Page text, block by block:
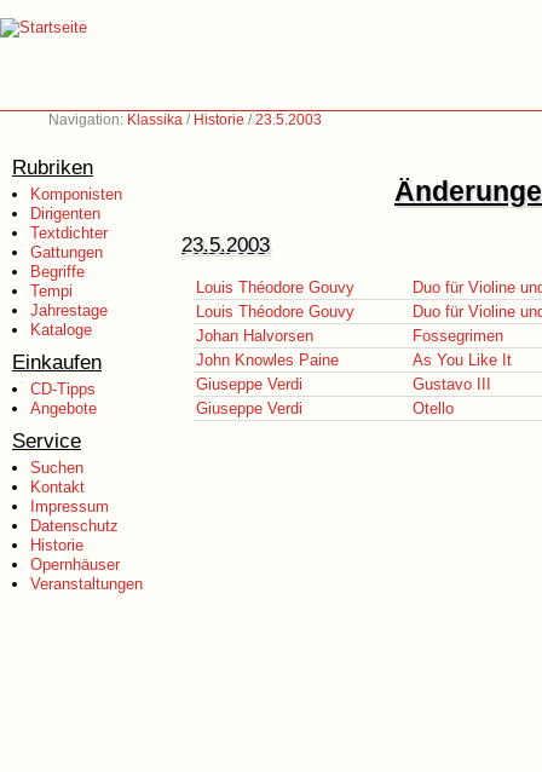
Navigation: Klassika / Historie /23.5.2003
Rubriken
Komponisten
Dirigenten
Textdichter
Gattungen
Begriffe
Tempi
Jahrestage
Kataloge
Einkaufen
CD-Tipps
Angebote
Service
Suchen
Kontakt
Impressum
Datenschutz
Historie
Opernhäuser
Veranstaltungen
23.5.2003
Louis Théodore Gouvy
Duo für Violine
Louis Théodore Gouvy
Duo für Violine
Johan Halvorsen
Fossegrimen
John Knowles Paine
As You Like It
Giuseppe Verdi
Gustavo III
Giuseppe Verdi
Otello